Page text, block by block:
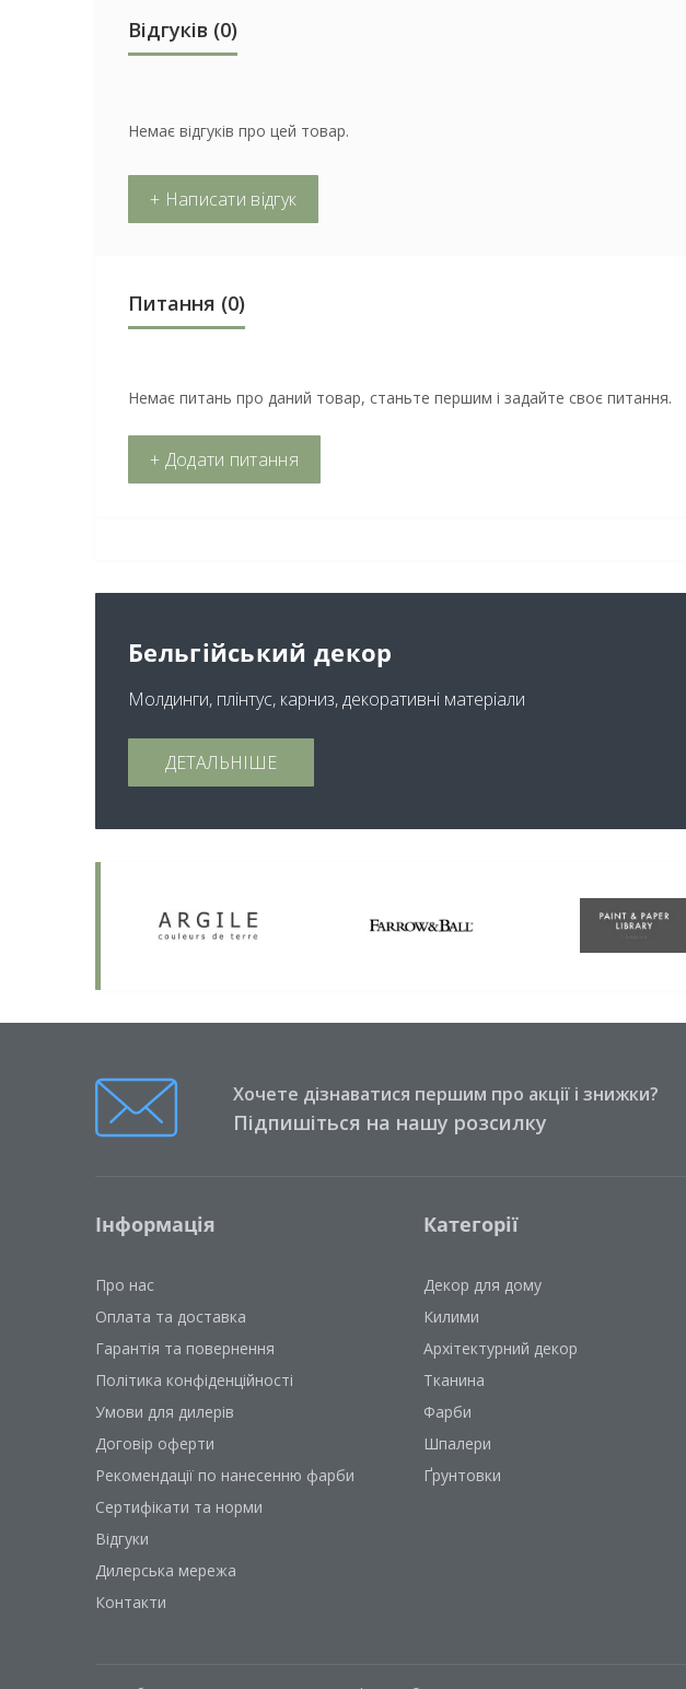
Відгуків (0)
Немає відгуків про цей товар.
+ Написати відгук
Питання (0)
Немає питань про даний товар, станьте першим і задайте своє питання.
+ Додати питання
Бельгійський декор
Молдинги, плінтус, карниз, декоративні матеріали
ДЕТАЛЬНІШЕ
Хочете дізнаватися першим про акції і знижки?
Підпишіться на нашу розсилку
Інформація
Про нас
Оплата та доставка
Гарантія та повернення
Політика конфіденційності
Умови для дилерів
Договір оферти
Рекомендації по нанесенню фарби
Сертифікати та норми
Відгуки
Дилерська мережа
Контакти
Категорії
Декор для дому
Килими
Архітектурний декор
Тканина
Фарби
Шпалери
Ґрунтовки